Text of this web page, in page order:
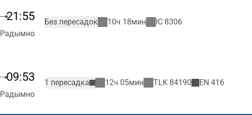
21:55
Радымно
Без пересадок 10ч 18мин IC 8306
09:53
Радымно
1 пересадка 12ч 05мин TLK 84190 EN 416